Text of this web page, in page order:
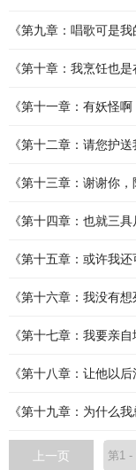
《第九章：唱歌可是我
《第十章：我烹饪也是
《第十一章：有妖怪啊
《第十二章：请您护送
《第十三章：谢谢你，
《第十四章：也就三具
《第十五章：或许我还
《第十六章：我没有想
《第十七章：我要亲自
《第十八章：让他以后
《第十九章：为什么
上一页